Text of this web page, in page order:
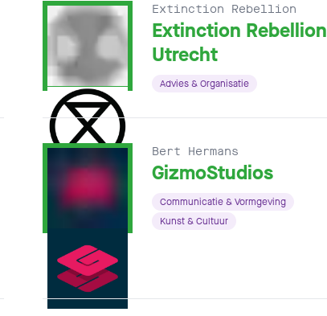
Extinction Rebellion
Extinction Rebellion
Utrecht
Advies & Organisatie
Bert Hermans
GizmoStudios
Communicatie & Vormgeving
Kunst & Cultuur